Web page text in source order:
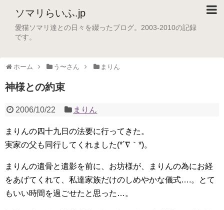
ソマリらいふ.jp
愛猫ソマリ達との日々を綴ったブログ。2003-2010の記録
です。
ホーム う〜さん まりん
神様との約束
2006/10/22 まりん
まりんの四十九日の法要に行ってきた。
実家の父も同行してくれました(*´∇｀*)。
まりんの遺骨と遺影を前に、お坊様が、まりんの為にお経
をあげてくれて、私達家族だけのしめやかな儀式….。とて
もいい時間を過ごせたと思った…。